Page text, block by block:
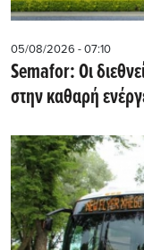
05/08/2026 - 07:10
Semafor: Οι
στην καθαρή